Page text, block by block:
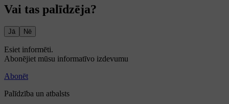
Vai tas palīdzēja?
Jā Nē